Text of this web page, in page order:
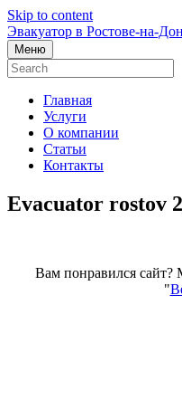
Skip to content
Эвакуатор в Ростове-на-
Меню
Главная
Услуги
О компании
Статьи
Контакты
Evacuator rostov 2
Вам понравился сайт?
"